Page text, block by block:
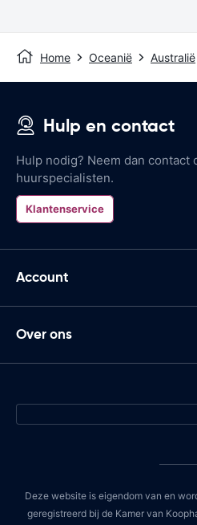
Home Oceanië Australië
Hulp en contact
Hulp nodig? Neem dan contact
huurspecialisten.
Klantenservice
Account
Over ons
Deze website is eigendom van en
geregistreerd bij de Kamer van